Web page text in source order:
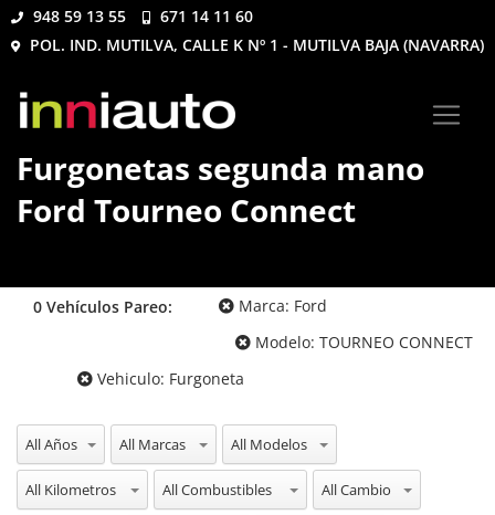
948 59 13 55
671 14 11 60
POL. IND. MUTILVA, CALLE K Nº 1 - MUTILVA BAJA (NAVARRA)
Furgonetas segunda mano
Ford Tourneo Connect
0 Vehículos Pareo: Marca: Ford
Modelo: TOURNEO CONNECT
Vehiculo: Furgoneta
All Años All Marcas All Modelos
All Kilometros All Combustibles All Cambio